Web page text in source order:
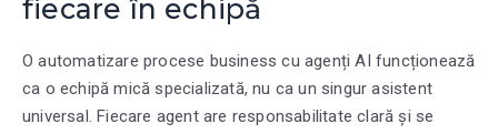
fiecare în echipă
O automatizare procese business cu agenți AI funcționează
ca o echipă mică specializată, nu ca un singur asistent
universal. Fiecare agent are responsabilitate clară și se